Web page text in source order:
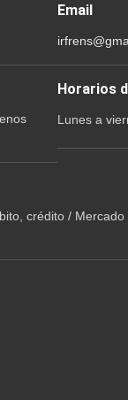
Email
Horarios
Lunes a
crédito /